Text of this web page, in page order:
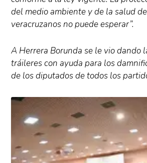
del medio ambiente y de la salud
veracruzanos no puede esperar”.
A Herrera Borunda se le vio dando
tráileres con ayuda para los
de los diputados de todos los